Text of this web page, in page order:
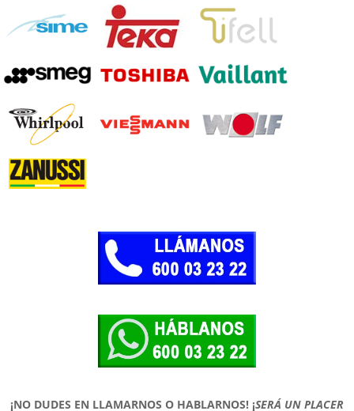
¡NO DUDES EN LLAMARNOS O HABLARNOS! ¡SERÁ UN PLACER